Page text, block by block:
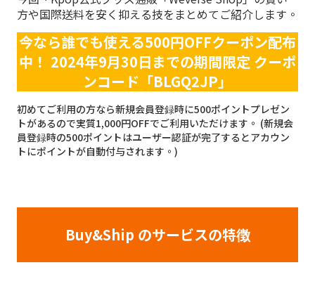
方や国際送料を安く抑える技をまとめてご紹介します。
今なら誰でも使える500円OFFクーポン配布
中！ 2024年9月30日までの期間限定 クーポ
ンコード「BLGQ2JP」
初めてご利用の方なら新規会員登録時に500ポイントプレゼン
トがあるので実質1,000円OFFでご利用いただけます。 (新規会
員登録時の500ポイントはユーザー認証が完了するとアカウン
トにポイントが自動付与されます。)
Buy&Ship のサービスの特徴